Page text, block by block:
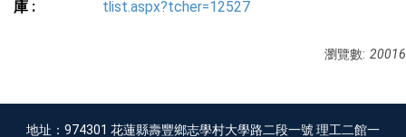
庫 :
tlist.aspx?tcher=12527
瀏覽數: 20016
地址：974301 花蓮縣壽豐鄉志學村大學路二段一號 理工二館一